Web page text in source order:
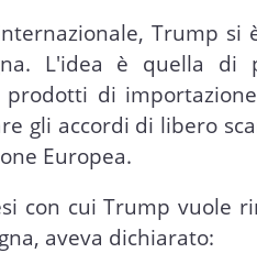
Trump
L'idea è quella di
prodotti di
gli accordi di libero
Europea.
con cui Trump vuole
aveva dichiarato: